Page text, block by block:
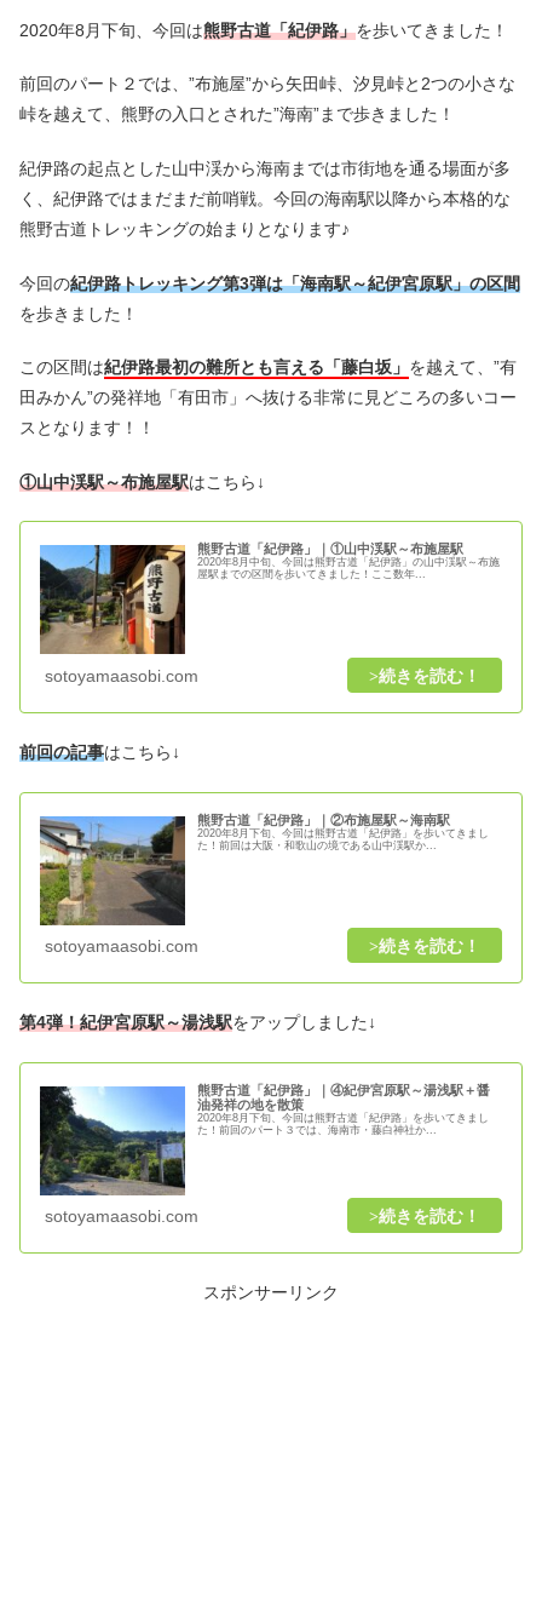
2020年8月下旬、今回は熊野古道「紀伊路」を歩いてきました！
前回のパート２では、”布施屋”から矢田峠、汐見峠と2つの小さな
峠を越えて、熊野の入口とされた”海南”まで歩きました！
紀伊路の起点とした山中渓から海南までは市街地を通る場面が多
く、紀伊路ではまだまだ前哨戦。今回の海南駅以降から本格的な
熊野古道トレッキングの始まりとなります♪
今回の紀伊路トレッキング第3弾は「海南駅～紀伊宮原駅」の区間
を歩きました！
この区間は紀伊路最初の難所とも言える「藤白坂」 を越えて、”有
田みかん”の発祥地「有田市」へ抜ける非常に見どころの多いコー
スとなります！！
①山中渓駅～布施屋駅はこちら↓
熊野古道「紀伊路」｜①山中渓駅～布施屋駅
2020年8月中旬、今回は熊野古道「紀伊路」の山中渓駅～布施
屋駅までの区間を歩いてきました！ここ数年...
sotoyamaasobi.com
前回の記事はこちら↓
熊野古道「紀伊路」｜②布施屋駅～海南駅
2020年8月下旬、今回は熊野古道「紀伊路」を歩いてきまし
た！前回は大阪・和歌山の境である山中渓駅か...
sotoyamaasobi.com
第4弾！紀伊宮原駅～湯浅駅をアップしました↓
熊野古道「紀伊路」｜④紀伊宮原駅～湯浅駅＋醤
油発祥の地を散策
2020年8月下旬、今回は熊野古道「紀伊路」を歩いてきまし
た！前回のパート３では、海南市・藤白神社か...
sotoyamaasobi.com
スポンサーリンク